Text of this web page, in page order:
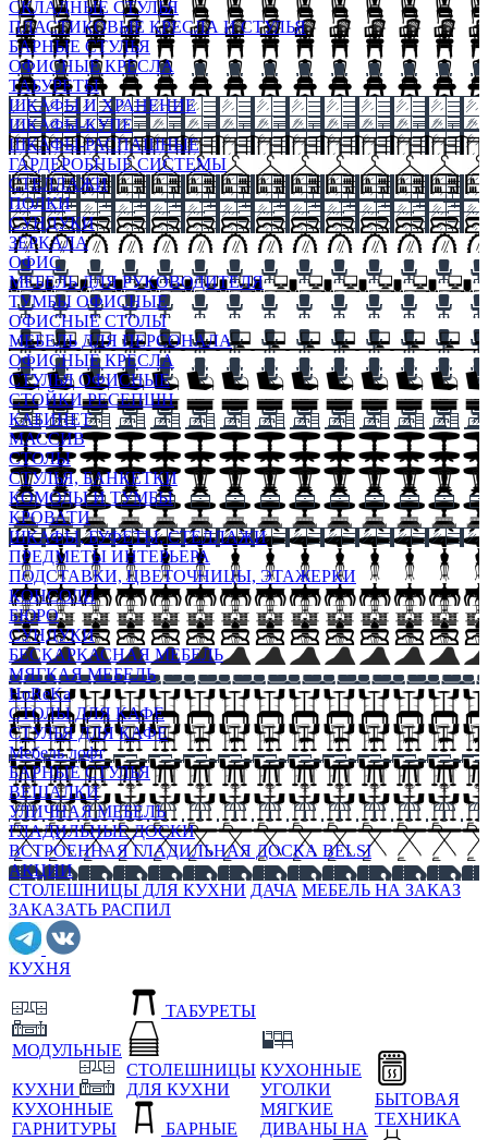
СКЛАДНЫЕ СТУЛЬЯ
ПЛАСТИКОВЫЕ КРЕСЛА И СТУЛЬЯ
БАРНЫЕ СТУЛЬЯ
ОФИСНЫЕ КРЕСЛА
ТАБУРЕТЫ
ШКАФЫ И ХРАНЕНИЕ
ШКАФЫ-КУПЕ
ШКАФЫ-РАСПАШНЫЕ
ГАРДЕРОБНЫЕ СИСТЕМЫ
СТЕЛЛАЖИ
ПОЛКИ
СУНДУКИ
ЗЕРКАЛА
ОФИС
МЕБЕЛЬ ДЛЯ РУКОВОДИТЕЛЯ
ТУМБЫ ОФИСНЫЕ
ОФИСНЫЕ СТОЛЫ
МЕБЕЛЬ ДЛЯ ПЕРСОНАЛА
ОФИСНЫЕ КРЕСЛА
СТУЛЬЯ ОФИСНЫЕ
СТОЙКИ РЕСЕПШН
КАБИНЕТ
МАССИВ
СТОЛЫ
СТУЛЬЯ, БАНКЕТКИ
КОМОДЫ И ТУМБЫ
КРОВАТИ
ШКАФЫ, БУФЕТЫ, СТЕЛЛАЖИ
ПРЕДМЕТЫ ИНТЕРЬЕРА
ПОДСТАВКИ, ЦВЕТОЧНИЦЫ, ЭТАЖЕРКИ
КОНСОЛИ
БЮРО
СУНДУКИ
БЕСКАРКАСНАЯ МЕБЕЛЬ
МЯГКАЯ МЕБЕЛЬ
HoReKa
СТОЛЫ ДЛЯ КАФЕ
СТУЛЬЯ ДЛЯ КАФЕ
Мебель лофт
БАРНЫЕ СТУЛЬЯ
ВЕШАЛКИ
УЛИЧНАЯ МЕБЕЛЬ
ГЛАДИЛЬНЫЕ ДОСКИ
ВСТРОЕННАЯ ГЛАДИЛЬНАЯ ДОСКА BELSI
АКЦИИ
СТОЛЕШНИЦЫ ДЛЯ КУХНИ ДАЧА МЕБЕЛЬ НА ЗАКАЗ
ЗАКАЗАТЬ РАСПИЛ
КУХНЯ
МОДУЛЬНЫЕ
КУХНИ
КУХОННЫЕ
ГАРНИТУРЫ
ТАБУРЕТЫ
СТОЛЕШНИЦЫ
ДЛЯ КУХНИ
БАРНЫЕ
КУХОННЫЕ
УГОЛКИ
МЯГКИЕ
ДИВАНЫ НА
БЫТОВАЯ
ТЕХНИКА